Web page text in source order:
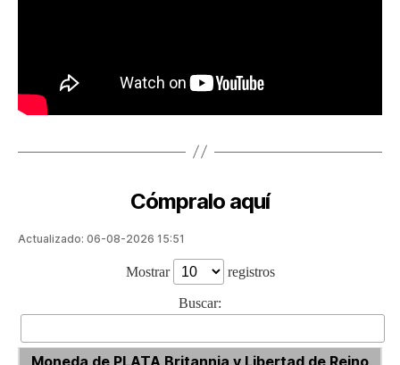
Cómpralo aquí
Actualizado: 06-08-2026 15:51
Mostrar
registros
Buscar:
Moneda de PLATA Britannia y Libertad de Reino